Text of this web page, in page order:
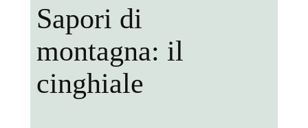
Sapori di
montagna: il
cinghiale